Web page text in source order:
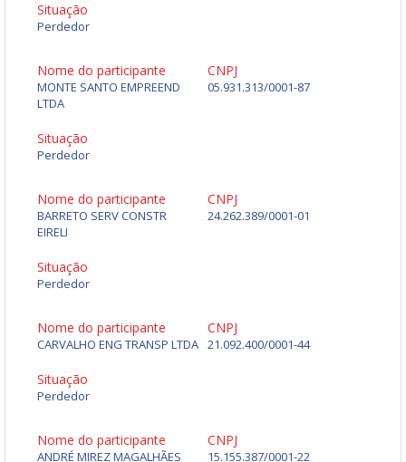
Situação
Perdedor
Nome do participante
MONTE SANTO EMPREEND
LTDA
CNPJ
05.931.313/0001-87
Situação
Perdedor
Nome do participante
BARRETO SERV CONSTR
EIRELI
CNPJ
24.262.389/0001-01
Situação
Perdedor
Nome do participante
CARVALHO ENG TRANSP LTDA
CNPJ
21.092.400/0001-44
Situação
Perdedor
Nome do participante
ANDRÉ MIREZ MAGALHÃES
CNPJ
15.155.387/0001-22